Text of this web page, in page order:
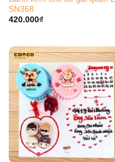
SN368
420.000₫